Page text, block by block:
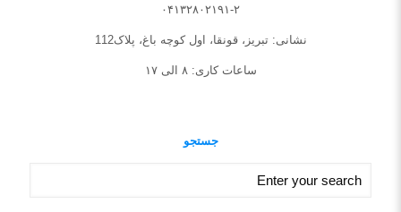
۰۴۱۳۲۸۰۲۱۹۱-۲
نشانی: تبریز، قونقا، اول کوچه باغ، پلاک112
ساعات کاری: ۸ الی ۱۷
جستجو